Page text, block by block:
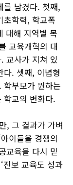
를 남겼다. 첫째,
초학력, 학교폭
대해 지역별 목
교육개혁의 대
교사가 지쳐 있
다. 셋째, 이념형
학부모가 원하는
학교의 변화다.
, 그 결과가 가벼
이들을 경쟁의
교육을 다시 믿
진보 교육도 성과